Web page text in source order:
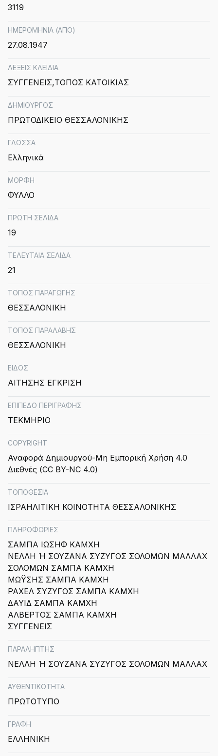
3119
ΗΜΕΡΟΜΗΝΙΑ (ΑΠΟ)
27.08.1947
ΛΕΞΕΙΣ ΚΛΕΙΔΙΑ
ΣΥΓΓΕΝΕΙΣ ΤΟΠΟΣ ΚΑΤΟΙΚΙΑΣ
ΔΗΜΙΟΥΡΓΟΣ
ΠΡΩΤΟΔΙΚΕΙΟ ΘΕΣΣΑΛΟΝΙΚΗΣ
ΓΛΩΣΣΑ
Ελληνικά
ΜΟΡΦΗ
ΦΥΛΛΟ
ΠΡΩΤΗ ΣΕΛΙΔΑ
19
ΤΕΛΕΥΤΑΙΑ ΣΕΛΙΔΑ
21
ΤΟΠΟΣ ΠΑΡΑΓΩΓΗΣ
ΘΕΣΣΑΛΟΝΙΚΗ
ΤΟΠΟΣ ΠΑΡΑΛΑΒΗΣ
ΘΕΣΣΑΛΟΝΙΚΗ
ΕΙΔΟΣ
ΑΙΤΗΣΗΣ ΕΓΚΡΙΣΗ
ΕΠΙΠΕΔΟ ΠΕΡΙΓΡΑΦΗΣ
ΤΕΚΜΗΡΙΟ
COPYRIGHT
Αναφορά Δημιουργού-Μη Εμπορική Χρήση 4.0
Διεθνές (CC BY-NC 4.0)
ΤΟΠΟΘΕΣΙΑ
ΙΣΡΑΗΛΙΤΙΚΗ ΚΟΙΝΟΤΗΤΑ ΘΕΣΣΑΛΟΝΙΚΗΣ
ΠΛΗΡΟΦΟΡΙΕΣ
ΣΑΜΠΑ ΙΩΣΗΦ ΚΑΜΧΗ
ΝΕΛΛΗ Ή ΣΟΥΖΑΝΑ ΣΥΖΥΓΟΣ ΣΟΛΟΜΩΝ ΜΑΛΛΑΧ
ΣΟΛΟΜΩΝ ΣΑΜΠΑ ΚΑΜΧΗ
ΜΩΫΣΗΣ ΣΑΜΠΑ ΚΑΜΧΗ
ΡΑΧΕΛ ΣΥΖΥΓΟΣ ΣΑΜΠΑ ΚΑΜΧΗ
ΔΑΥΙΔ ΣΑΜΠΑ ΚΑΜΧΗ
ΑΛΒΕΡΤΟΣ ΣΑΜΠΑ ΚΑΜΧΗ
ΣΥΓΓΕΝΕΙΣ
ΠΑΡΑΛΗΠΤΗΣ
ΝΕΛΛΗ Ή ΣΟΥΖΑΝΑ ΣΥΖΥΓΟΣ ΣΟΛΟΜΩΝ ΜΑΛΛΑΧ
ΑΥΘΕΝΤΙΚΟΤΗΤΑ
ΠΡΩΤΟΤΥΠΟ
ΓΡΑΦΗ
ΕΛΛΗΝΙΚΗ